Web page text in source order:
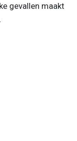
gevallen maakt